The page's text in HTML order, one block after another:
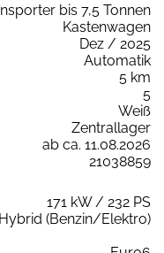
bis 7,5 Tonnen
Kastenwagen
Dez / 2025
Automatik
5 km
5
Weiß
Zentrallager
ab ca. 11.08.2026
21038859
171 kW / 232 PS
Hybrid (Benzin/Elektro)